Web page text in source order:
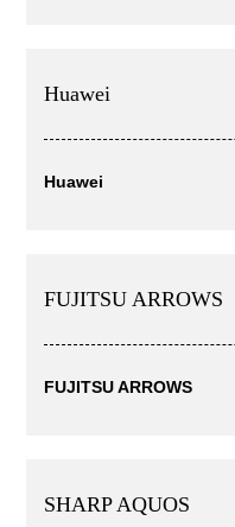
Huawei
Huawei
FUJITSU ARROWS
FUJITSU ARROWS
SHARP AQUOS